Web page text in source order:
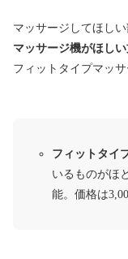
マッサージしてほし
マッサージ機がほし
フィットタイプマッ
フィットタイ
いるものがほ
能。価格は